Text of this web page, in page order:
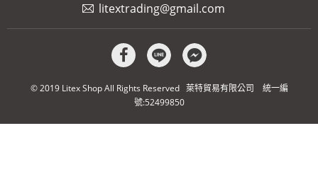
litextrading@gmail.com
© 2019 Litex Shop All Rights Reserved 萊特貿易有限公司 統一編
號:52499850